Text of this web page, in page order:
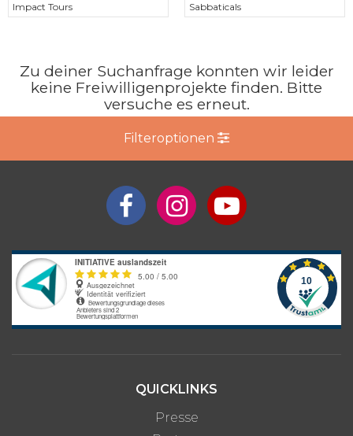
Filteroptionen
Impact Tours Sabbaticals
Zu deiner Suchanfrage konnten wir leider
keine Freiwilligenprojekte finden. Bitte
versuche es erneut.
QUICKLINKS
Presse